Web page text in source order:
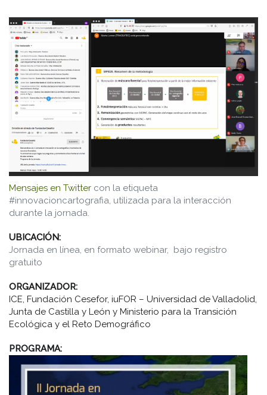
Mensajes en Twitter con la etiqueta
#innovacioncartografia, utilizada para la interacción
durante la jornada.
UBICACIÓN:
Jornada en línea, en formato webinar, bajo registro
gratuito
ORGANIZADOR:
ICE, Fundación Cesefor, iuFOR – Universidad de Valladolid,
Junta de Castilla y León y Ministerio para la Transición
Ecológica y el Reto Demográfico
PROGRAMA: